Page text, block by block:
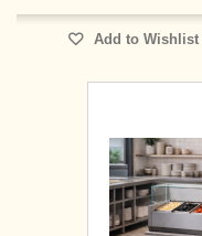
Add to Wishlist